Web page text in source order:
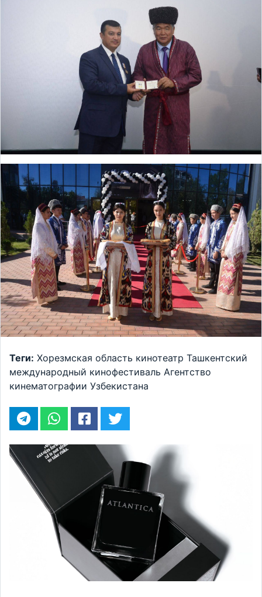
Теги: Хорезмская область кинотеатр Ташкентский
международный кинофестиваль Агентство
кинематографии Узбекистана